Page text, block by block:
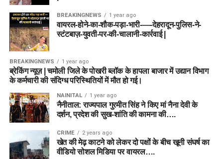
BREAKINGNEWS 1 year ago
वायरल-होने-का-शौक-पड़ा-भारी-—-देहरादून-पुलिस-ने-
स्टंटबाज़-युवती-पर-की-चालानी-कार्रवाई |
BREAKINGNEWS 1 year ago
ब्रेकिंग न्यूज़ | चमोली जिले के पोखरी ब्लॉक के हापला बाजार में उद्यान विभाग
के कर्मचारी की संदिग्ध परिस्थितियों में मौत हो गई।
NAINITAL 1 year ago
नैनीताल: राज्यपाल गुरमीत सिंह ने किए मां नैना देवी के
दर्शन, प्रदेश की सुख-शांति की कामना की….
CRIME 2 years ago
खेत की मेढ़ काटने को लेकर दो पक्षों के बीच खूनी संघर्ष का
वीडियो सोशल मिडिया पर वायरल….